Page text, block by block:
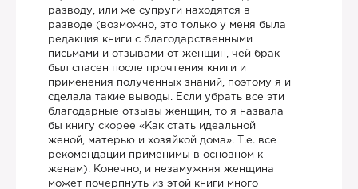
разводу, или же супруги находятся в
разводе (возможно, это только у меня была
редакция книги с благодарственными
письмами и отзывами от женщин, чей брак
был спасен после прочтения книги и
применения полученных знаний, поэтому я и
сделала такие выводы. Если убрать все эти
благодарные отзывы женщин, то я назвала
бы книгу скорее «Как стать идеальной
женой, матерью и хозяйкой дома». Т.е. все
рекомендации применимы в основном к
женам). Конечно, и незамужняя женщина
может почерпнуть из этой книги много